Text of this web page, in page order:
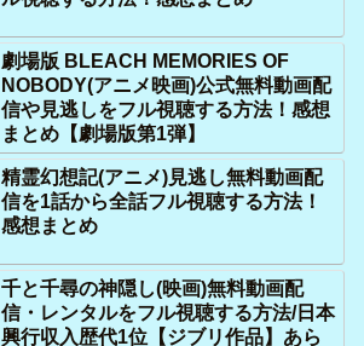
劇場版 BLEACH MEMORIES OF
NOBODY(アニメ映画)公式無料動画配
信や見逃しをフル視聴する方法！感想
まとめ【劇場版第1弾】
精霊幻想記(アニメ)見逃し無料動画配
信を1話から全話フル視聴する方法！
感想まとめ
千と千尋の神隠し(映画)無料動画配
信・レンタルをフル視聴する方法/日本
興行収入歴代1位【ジブリ作品】あら